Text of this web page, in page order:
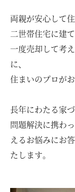
イベント
両親が安心して
二世帯住宅に建
一度売却して考
に、
住まいのプロが
長年にわたる家
問題解決に携わ
えるお悩みにお
たします。